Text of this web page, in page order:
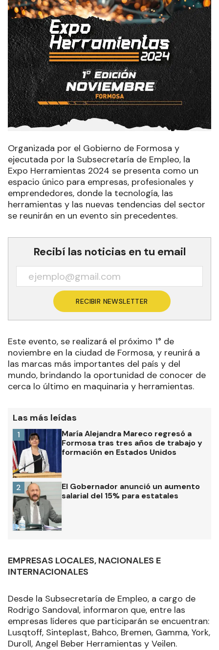
Organizada por el Gobierno de Formosa y
ejecutada por la Subsecretaría de Empleo, la
Expo Herramientas 2024 se presenta como un
espacio único para empresas, profesionales y
emprendedores, donde la tecnología, las
herramientas y las nuevas tendencias del sector
se reunirán en un evento sin precedentes.
Recibí las noticias en tu email
RECIBIR NEWSLETTER
Este evento, se realizará el próximo 1° de
noviembre en la ciudad de Formosa, y reunirá a
las marcas más importantes del país y del
mundo, brindando la oportunidad de conocer de
cerca lo último en maquinaria y herramientas.
Las más leídas
María Alejandra Mareco regresó a
Formosa tras tres años de trabajo y
formación en Estados Unidos
1
El Gobernador anunció un aumento
salarial del 15% para estatales
2
EMPRESAS LOCALES, NACIONALES E
INTERNACIONALES
Desde la Subsecretaría de Empleo, a cargo de
Rodrigo Sandoval, informaron que, entre las
empresas líderes que participarán se encuentran:
Lusqtoff, Sinteplast, Bahco, Bremen, Gamma, York,
Duroll, Angel Beber Herramientas y Veilen.